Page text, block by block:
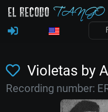
Violetas by
Recording number: